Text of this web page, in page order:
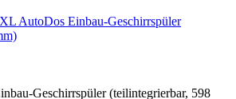
AutoDos Einbau-Geschirrspüler